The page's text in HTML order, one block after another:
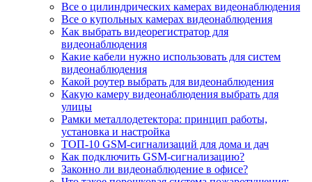
Все о цилиндрических камерах видеонаблюдения
Все о купольных камерах видеонаблюдения
Как выбрать видеорегистратор для
видеонаблюдения
Какие кабели нужно использовать для систем
видеонаблюдения
Какой роутер выбрать для видеонаблюдения
Какую камеру видеонаблюдения выбрать для
улицы
Рамки металлодетектора: принцип работы,
установка и настройка
ТОП-10 GSM-сигнализаций для дома и дач
Как подключить GSM-сигнализацию?
Законно ли видеонаблюдение в офисе?